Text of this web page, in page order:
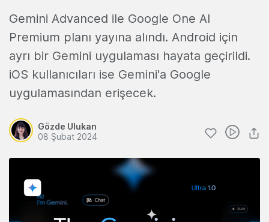
Gemini Advanced ile Google One Al
Premium planı yayına alındı. Android için
ayrı bir Gemini uygulaması hayata geçirildi.
iOS kullanıcıları ise Gemini'a Google
uygulamasından erişecek.
Gözde Ulukan
08 Şubat 2024